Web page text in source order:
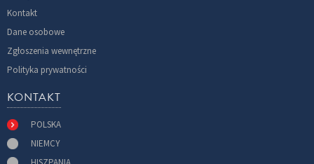
Kontakt
Dane osobowe
Zgłoszenia wewnętrzne
Polityka prywatności
KONTAKT
POLSKA
NIEMCY